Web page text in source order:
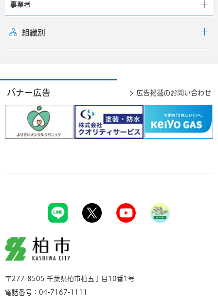
事業者
組織別
バナー広告 広告掲載のお問い合わせ
柏市
〒277-8505 千葉県柏市柏五丁目10番1号
電話番号：04-7167-1111